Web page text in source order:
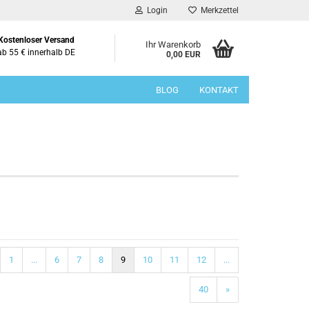
Login Merkzettel
Kostenloser Versand
55 € innerhalb DE
Ihr Warenkorb
0,00 EUR
BLOG KONTAKT
1 ... 6 7 8 9 10 11 12 ...
40 »